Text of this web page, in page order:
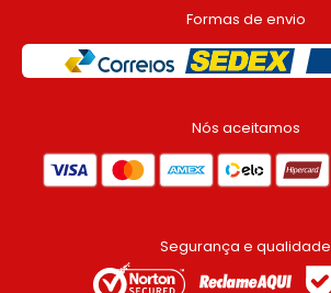
Formas de envio
Nós aceitamos
Segurança e qualidade